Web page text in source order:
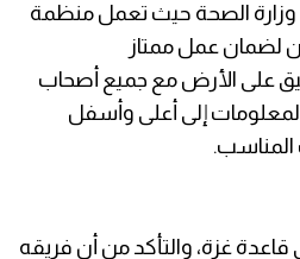
الصحة حيث تعمل منظمة
لضمان عمل ممتاز
على الأرض مع جميع أصحاب
إلى أعلى وأسفل
غزة، والتأكد من أن فريقه